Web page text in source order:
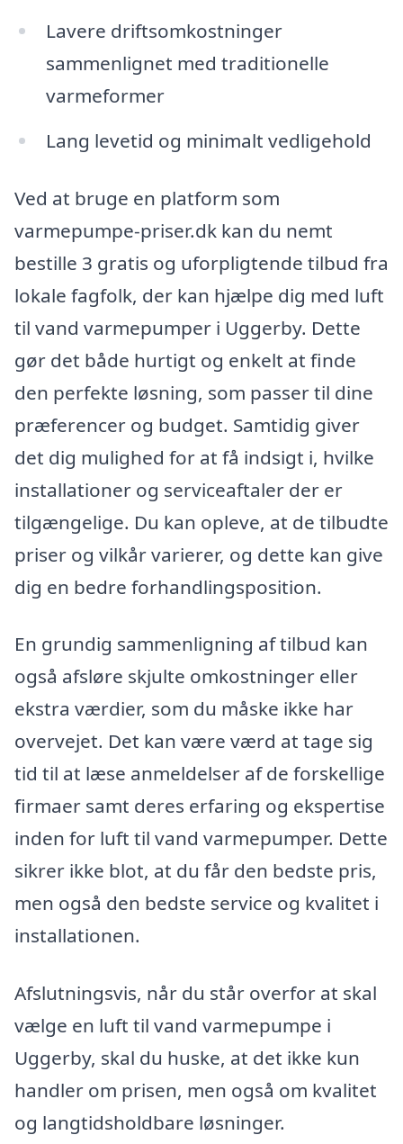
Lavere driftsomkostninger
sammenlignet med traditionelle
varmeformer
Lang levetid og minimalt vedligehold
Ved at bruge en platform som
varmepumpe-priser.dk kan du nemt
bestille 3 gratis og uforpligtende tilbud fra
lokale fagfolk, der kan hjælpe dig med luft
til vand varmepumper i Uggerby. Dette
gør det både hurtigt og enkelt at finde
den perfekte løsning, som passer til dine
præferencer og budget. Samtidig giver
det dig mulighed for at få indsigt i, hvilke
installationer og serviceaftaler der er
tilgængelige. Du kan opleve, at de tilbudte
priser og vilkår varierer, og dette kan give
dig en bedre forhandlingsposition.
En grundig sammenligning af tilbud kan
også afsløre skjulte omkostninger eller
ekstra værdier, som du måske ikke har
overvejet. Det kan være værd at tage sig
tid til at læse anmeldelser af de forskellige
firmaer samt deres erfaring og ekspertise
inden for luft til vand varmepumper. Dette
sikrer ikke blot, at du får den bedste pris,
men også den bedste service og kvalitet i
installationen.
Afslutningsvis, når du står overfor at skal
vælge en luft til vand varmepumpe i
Uggerby, skal du huske, at det ikke kun
handler om prisen, men også om kvalitet
og langtidsholdbare løsninger.